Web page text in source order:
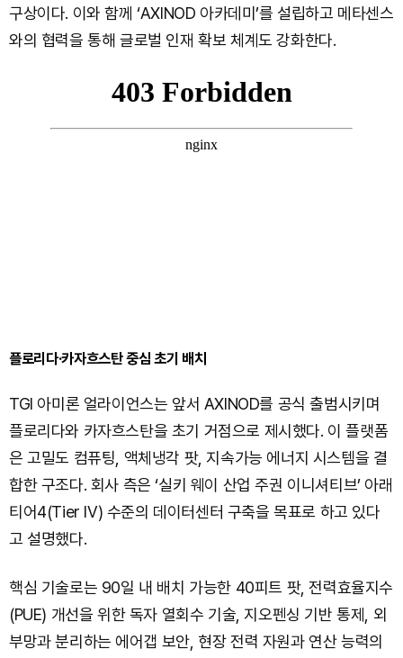
구상이다. 이와 함께 ‘AXINOD 아카데미’를 설립하고 메타센스
와의 협력을 통해 글로벌 인재 확보 체계도 강화한다.
플로리다·카자흐스탄 중심 초기 배치
TGI 아미론 얼라이언스는 앞서 AXINOD를 공식 출범시키며
플로리다와 카자흐스탄을 초기 거점으로 제시했다. 이 플랫폼
은 고밀도 컴퓨팅, 액체냉각 팟, 지속가능 에너지 시스템을 결
합한 구조다. 회사 측은 ‘실키 웨이 산업 주권 이니셔티브’ 아래
티어4(Tier IV) 수준의 데이터센터 구축을 목표로 하고 있다
고 설명했다.
핵심 기술로는 90일 내 배치 가능한 40피트 팟, 전력효율지수
(PUE) 개선을 위한 독자 열회수 기술, 지오펜싱 기반 통제, 외
부망과 분리하는 에어갭 보안, 현장 전력 자원과 연산 능력의